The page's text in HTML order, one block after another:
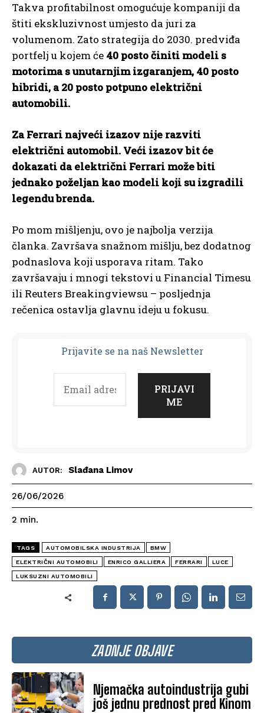
ZADNJE OBJAVE
Njemačka autoindustrija gubi
još jednu prednost pred Kinom
Takva profitabilnost omogućuje kompaniji da
štiti ekskluzivnost umjesto da juri za
volumenom. Zato strategija do 2030. predviđa
portfelj u kojem će 40 posto činiti modeli s
motorima s unutarnjim izgaranjem, 40 posto
hibridi, a 20 posto potpuno električni
automobili.
Za Ferrari najveći izazov nije razviti
električni automobil. Veći izazov bit će
dokazati da električni Ferrari može biti
jednako poželjan kao modeli koji su izgradili
legendu brenda.
Po mom mišljenju, ovo je najbolja verzija
članka. Završava snažnom mišlju, bez dodatnog
podnaslova koji usporava ritam. Tako
završavaju i mnogi tekstovi u Financial Timesu
ili Reuters Breakingviewsu – posljednja
rečenica ostavlja glavnu ideju u fokusu.
Prijavite se na naš Newsletter
AUTOR: Slađana Limov
26/06/2026
2 min.
TAGS AUTOMOBILSKA INDUSTRIJA BMW
ELEKTRIČNI AUTOMOBILI ENRICO GALLIERA FERRARI LUCE
LUKSUZNI AUTOMOBILI